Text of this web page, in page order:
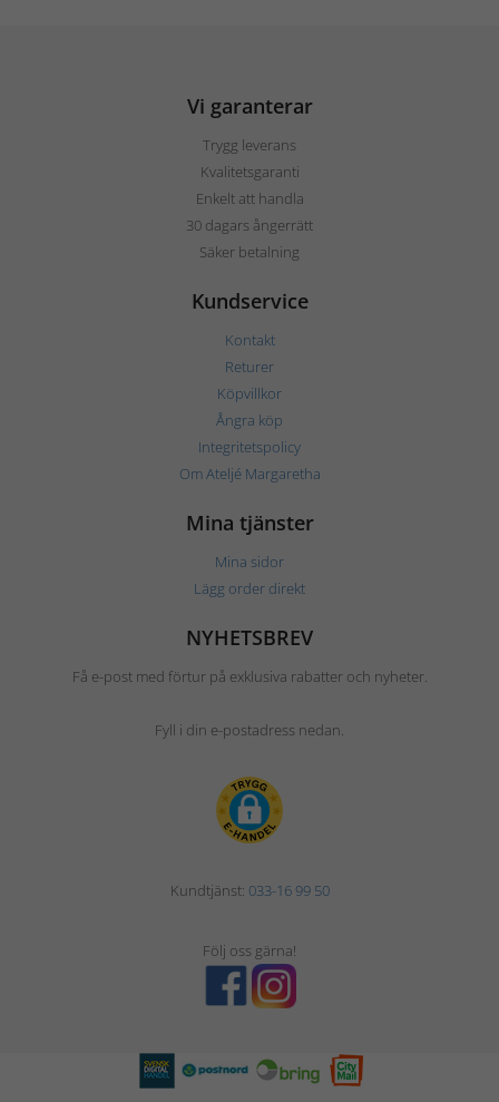
Vi garanterar
Trygg leverans
Kvalitetsgaranti
Enkelt att handla
30 dagars ångerrätt
Säker betalning
Kundservice
Kontakt
Returer
Köpvillkor
Ångra köp
Integritetspolicy
Om Ateljé Margaretha
Mina tjänster
Mina sidor
Lägg order direkt
NYHETSBREV
Få e-post med förtur på exklusiva rabatter och nyheter.
Fyll i din e-postadress nedan.
Kundtjänst: 033-16 99 50
Följ oss gärna!